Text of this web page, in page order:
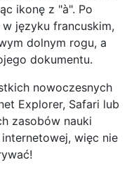
ikonę z "à". Po
języku francuskim,
dolnym rogu, a
dokumentu.
nowoczesnych
Explorer, Safari lub
zasobów nauki
więc nie